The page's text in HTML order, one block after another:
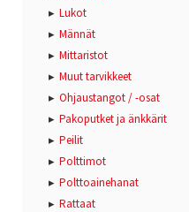
Lukot
Männät
Mittaristot
Muut tarvikkeet
Ohjaustangot / -osat
Pakoputket ja änkkärit
Peilit
Polttimot
Polttoainehanat
Rattaat